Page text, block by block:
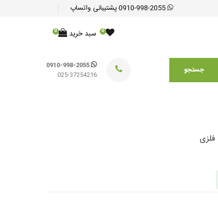
0910-998-2055پشتیبانی واتساپ
0 سبد خرید 0
جستجو
0910-998-2055
025-37254216